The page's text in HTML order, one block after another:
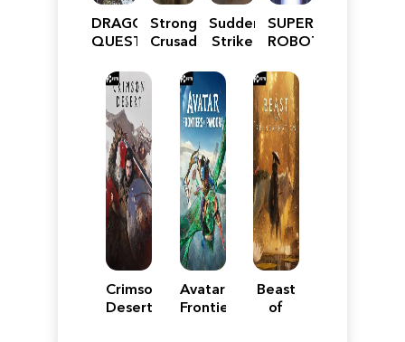
DRAGON
QUEST
Reimagined
Stronghold
Crusader:
Edition
Sudden
Strike
SUPER
ROBOT
Y
Crimson
Desert
Avatar:
Frontiers
Beast
of